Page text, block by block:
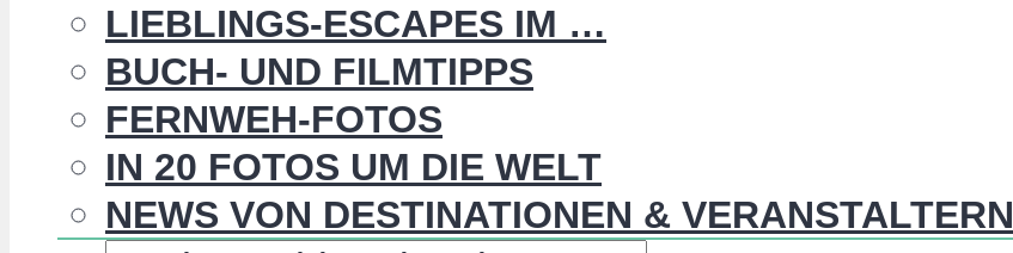
LIEBLINGS-ESCAPES IM …
BUCH- UND FILMTIPPS
FERNWEH-FOTOS
IN 20 FOTOS UM DIE WELT
NEWS VON DESTINATIONEN & VERANSTALTERN